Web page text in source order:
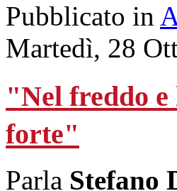
Pubblicato in
Martedì, 28
"Nel freddo e
forte"
Parla Stefano